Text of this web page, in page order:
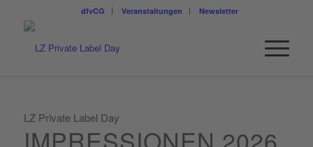
dfvCG Veranstaltungen Newsletter
LZ Private Label Day
IMPRESSIONEN 2026